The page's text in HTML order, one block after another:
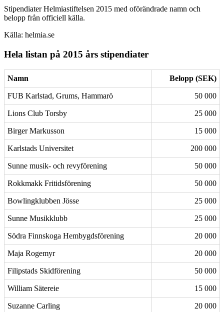
Stipendiater Helmiastiftelsen 2015 med oförändrade namn och
belopp från officiell källa.
Källa: helmia.se
Hela listan på 2015 års stipendiater
Namn Belopp (SEK)
FUB Karlstad, Grums, Hammarö 50 000
Lions Club Torsby 25 000
Birger Markusson 15 000
Karlstads Universitet 200 000
Sunne musik- och revyförening 50 000
Rokkmakk Fritidsförening 50 000
Bowlingklubben Jösse 25 000
Sunne Musikklubb 25 000
Södra Finnskoga Hembygdsförening 20 000
Maja Rogemyr 20 000
Filipstads Skidförening 50 000
William Sätereie 15 000
Suzanne Carling 20 000